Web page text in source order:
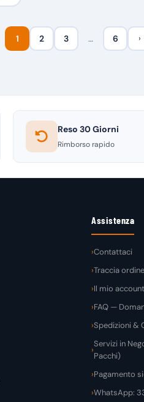
1 2 3 … 6 ›
Reso 30 Giorni
Rimborso rapido
Assistenza
Contattaci
Traccia
Il mio
FAQ —
Spedizioni &
Servizi in
Pacchi)
Pagamento
WhatsApp: